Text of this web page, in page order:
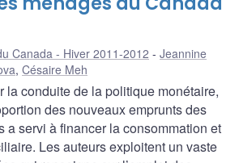
Canada - Hiver 2011-2012
Jeannine
, Césaire Meh
la conduite de la politique monétaire,
des nouveaux emprunts des
a servi à financer la consommation et
Les auteurs exploitent un vaste